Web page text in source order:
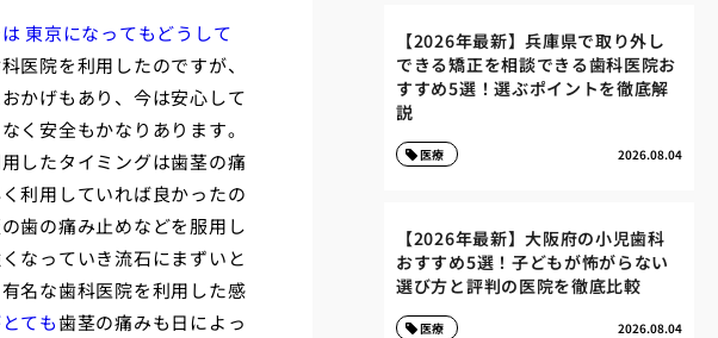
東京になってもどうして
医院を利用したのですが、
かげもあり、今は安心して
く安全もかなりあります。
したタイミングは歯茎の痛
利用していれば良かったの
歯の痛み止めなどを服用し
なっていき流石にまずいと
名な歯科医院を利用した感
ても歯茎の痛みも日によっ
【2026年最新】兵庫県で取り外し
できる矯正を相談できる歯科医院お
すすめ5選！選ぶポイントを徹底解
説
2026.08.04
医療
【2026年最新】大阪府の小児歯科
おすすめ5選！子どもが怖がらない
選び方と評判の医院を徹底比較
2026.08.04
医療